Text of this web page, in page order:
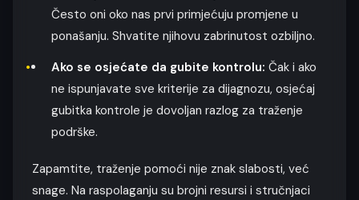
Često oni oko nas prvi primjećuju promjene u
ponašanju. Shvatite njihovu zabrinutost ozbiljno.
Ako se osjećate da gubite kontrolu: Čak i ako
ne ispunjavate sve kriterije za dijagnozu, osjećaj
gubitka kontrole je dovoljan razlog za traženje
podrške.
Zapamtite, traženje pomoći nije znak slabosti, već
snage. Na raspolaganju su brojni resursi i stručnjaci